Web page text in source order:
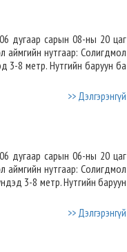
дугаар сарын 08-ны 20 цаг
аймгийн нутгаар: Солигдмол
3-8 метр. Нутгийн баруун ба
>> Дэлгэрэнгүй
дугаар сарын 06-ны 20 цаг
аймгийн нутгаар: Солигдмол
3-8 метр. Нутгийн баруун
>> Дэлгэрэнгүй